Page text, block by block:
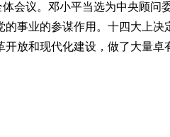
议。邓小平当选为中央顾问
事业的参谋作用。十四大上
放和现代化建设，做了大量